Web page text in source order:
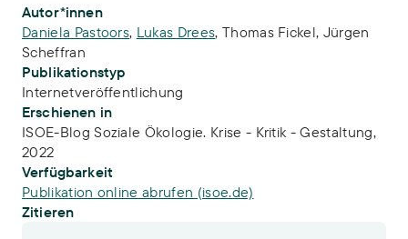
Publikations-Infos
Autor*innen
Daniela Pastoors, Lukas Drees, Thomas Fickel, Jürgen
Scheffran
Publikationstyp
Internetveröffentlichung
Erschienen in
ISOE-Blog Soziale Ökologie. Krise - Kritik - Gestaltung,
2022
Verfügbarkeit
Publikation online abrufen (isoe.de)
Zitieren